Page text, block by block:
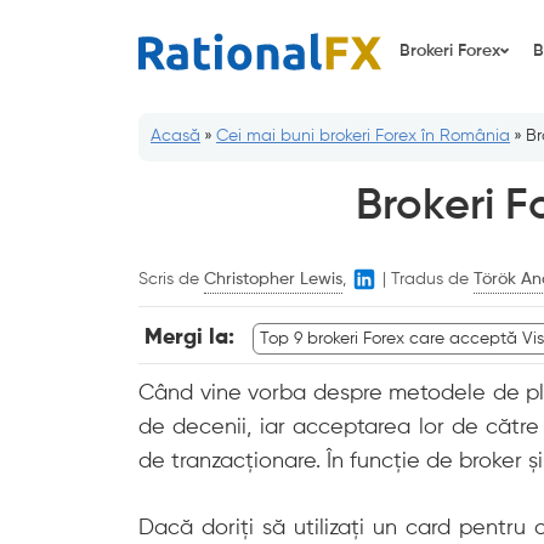
Brokeri Forex
Acasă » Cei mai buni brokeri Forex în România »
Brokeri
Scris de Christopher Lewis Tradus de Török
Mergi la: Top 9 brokeri Forex care acceptă
Când vine vorba despre metodele de
de decenii, iar acceptarea lor de
de tranzacționare. În funcție de broker
Dacă doriți să utilizați un card pentru